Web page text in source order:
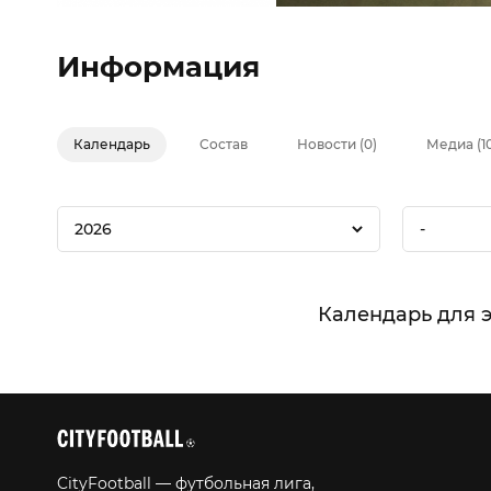
Информация
Календарь Состав Новости (0) Медиа
2026 -
Календарь для
CityFootball — футбольная лига,